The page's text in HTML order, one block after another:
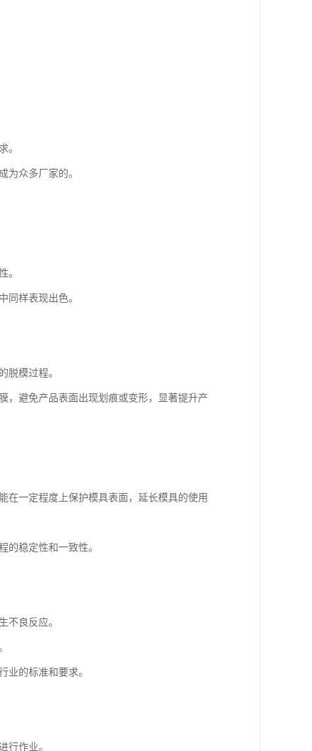
。
为众多厂家的。
。
同样表现出色。
脱模过程。
，避免产品表面出现划痕或变形，显著提升产
在一定程度上保护模具表面，延长模具的使用
的稳定性和一致性。
不良反应。
业的标准和要求。
行作业。